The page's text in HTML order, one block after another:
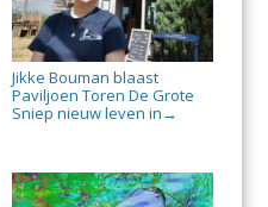
Jikke Bouman blaast
Paviljoen Toren De Grote
Sniep nieuw leven in →